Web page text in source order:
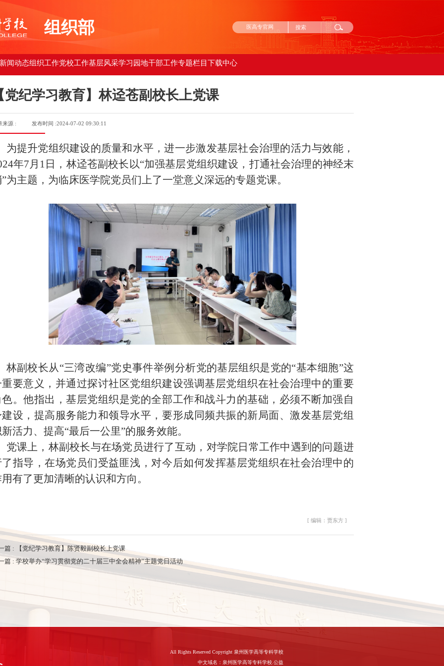
组织部 医高专官网
新闻动态组织工作党校工作基层风采学习园地干部工作专题栏目下载中心
党纪学习教育】林迳苍副校长上党课
来源 : 发布时间 :2024-07-02 09:30:11
为提升党组织建设的质量和水平，进一步激发基层社会治理的活力与效能，
年7月1日，林迳苍副校长以“加强基层党组织建设，打通社会治理的神经末
为主题，为临床医学院党员们上了一堂意义深远的专题党课。
林副校长从“三湾改编”党史事件举例分析党的基层组织是党的“基本细胞”这
要意义，并通过探讨社区党组织建设强调基层党组织在社会治理中的重要
。他指出，基层党组织是党的全部工作和战斗力的基础，必须不断加强自
设，提高服务能力和领导水平，要形成同频共振的新局面、激发基层党组
活力、提高“最后一公里”的服务效能。
党课上，林副校长与在场党员进行了互动，对学院日常工作中遇到的问题进
指导，在场党员们受益匪浅，对今后如何发挥基层党组织在社会治理中的
有了更加清晰的认识和方向。
[ 编辑：贾东方 ]
篇 :
【党纪学习教育】陈贤毅副校长上党课
篇 : 学校举办“学习贯彻党的二十届三中全会精神”主题党日活动
All Rights Reserved Copyright 泉州医学高等专科学校
中文域名：泉州医学高等专科学校.公益